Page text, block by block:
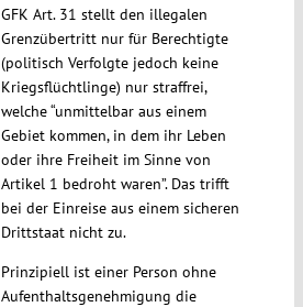
GFK Art. 31 stellt den illegalen
Grenzübertritt nur für Berechtigte
(politisch Verfolgte jedoch keine
Kriegsflüchtlinge) nur straffrei,
welche “unmittelbar aus einem
Gebiet kommen, in dem ihr Leben
oder ihre Freiheit im Sinne von
Artikel 1 bedroht waren”. Das trifft
bei der Einreise aus einem sicheren
Drittstaat nicht zu.
Prinzipiell ist einer Person ohne
Aufenthaltsgenehmigung die